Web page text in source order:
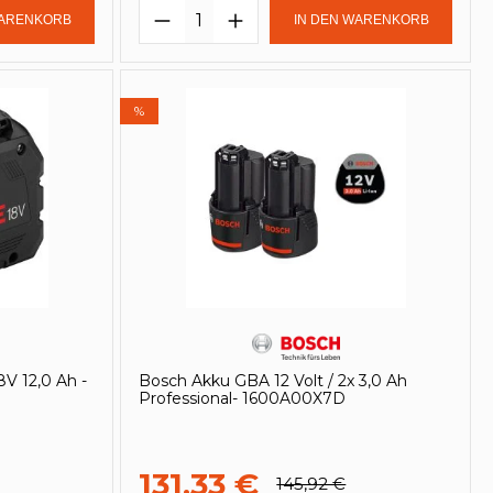
oder benutze die Schaltflächen
den gewünschten Wert ein
Produkt Anzahl: Gib den
IN DEN WARENKORB
12,0 Ah -
%
Bosch Akku GBA 12 Volt / 2x 3,0 Ah
Professional- 1600A00X7D
131,33 € 145,92 €